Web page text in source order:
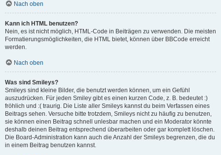
Nach oben
Kann ich HTML benutzen?
Nein, es ist nicht möglich, HTML-Code in Beiträgen zu verwenden. Die meisten
Formatierungsmöglichkeiten, die HTML bietet, können über BBCode erreicht
werden.
Nach oben
Was sind Smileys?
Smileys sind kleine Bilder, die benutzt werden können, um ein Gefühl
auszudrücken. Für jeden Smiley gibt es einen kurzen Code, z. B. bedeutet :)
fröhlich und :( traurig. Die Liste aller Smileys kannst du beim Verfassen eines
Beitrags sehen. Versuche bitte trotzdem, Smileys nicht zu häufig zu benutzen,
sie können einen Beitrag schnell unlesbar machen und ein Moderator könnte
deshalb deinen Beitrag entsprechend überarbeiten oder gar komplett löschen.
Die Board-Administration kann auch die Anzahl der Smileys begrenzen, die du
in einem Beitrag benutzen kannst.